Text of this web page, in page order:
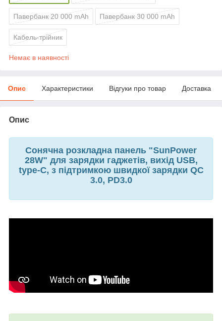
Павербанк 20 000 mAh Павербанк 30 000 mAh
Кабель-трійник
Немає в наявності
Опис Характеристики Відгуки про товар Доставка
Опис
Сонячна розкладна панель "SunPower
28W" для зарядки гаджетів, вихід USB,
type-C, з підтримкою швидкої зарядки QC
3.0, PD3.0